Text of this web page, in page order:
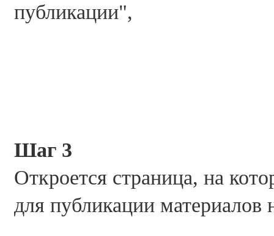
публикации",
Шаг 3
Откроется страница, на
для публикации